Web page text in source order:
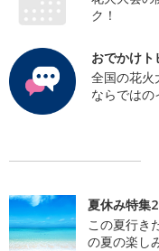
ク！
おでかけト
全国の花火
ならではの
夏休み特集
この夏行き
の夏の楽し